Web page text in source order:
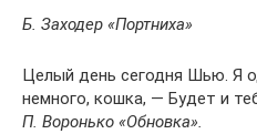
Б. Заходер «Портниха»
Целый день сегодня Шью. Я
немного, кошка, — Будет и
П. Воронько «Обновка».